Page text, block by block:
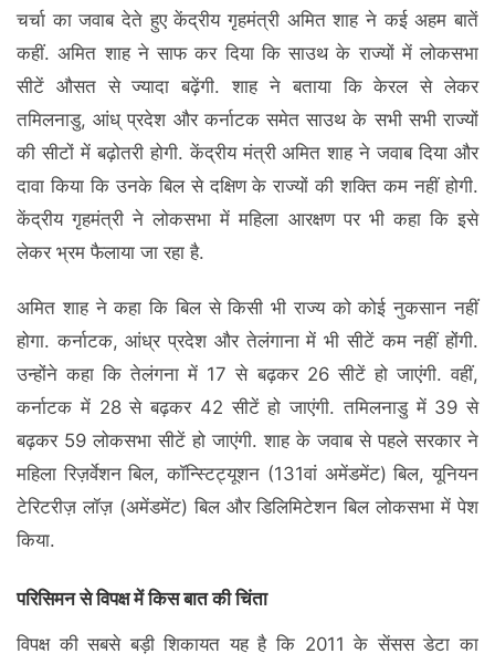
चर्चा का जवाब देते हुए केंद्रीय गृहमंत्री अमित शाह ने कई अहम बातें
कहीं. अमित शाह ने साफ कर दिया कि साउथ के राज्यों में लोकसभा
सीटें औसत से ज्यादा बढ़ेंगी. शाह ने बताया कि केरल से लेकर
तमिलनाडु, आंध् प्रदेश और कर्नाटक समेत साउथ के सभी सभी राज्यों
की सीटों में बढ़ोतरी होगी. केंद्रीय मंत्री अमित शाह ने जवाब दिया और
दावा किया कि उनके बिल से दक्षिण के राज्यों की शक्ति कम नहीं होगी.
केंद्रीय गृहमंत्री ने लोकसभा में महिला आरक्षण पर भी कहा कि इसे
लेकर भ्रम फैलाया जा रहा है.
अमित शाह ने कहा कि बिल से किसी भी राज्य को कोई नुकसान नहीं
होगा. कर्नाटक, आंध्र प्रदेश और तेलंगाना में भी सीटें कम नहीं होंगी.
उन्होंने कहा कि तेलंगना में 17 से बढ़कर 26 सीटें हो जाएंगी. वहीं,
कर्नाटक में 28 से बढ़कर 42 सीटें हो जाएंगी. तमिलनाडु में 39 से
बढ़कर 59 लोकसभा सीटें हो जाएंगी. शाह के जवाब से पहले सरकार ने
महिला रिज़र्वेशन बिल, कॉन्स्टिट्यूशन (131वां अमेंडमेंट) बिल, यूनियन
टेरिटरीज़ लॉज़ (अमेंडमेंट) बिल और डिलिमिटेशन बिल लोकसभा में पेश
किया.
परिसिमन से विपक्ष में किस बात की चिंता
विपक्ष की सबसे बड़ी शिकायत यह है कि 2011 के सेंसस डेटा का